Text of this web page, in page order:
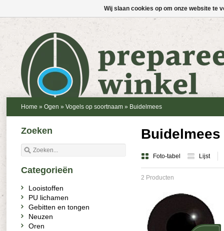
Home » Ogen » Vogels op soortnaam » Buidelmees
Buidelmees
Foto-tabel Lijst
2 Producten
Zoeken
Categorieën
Looistoffen
PU lichamen
Gebitten en tongen
Neuzen
Oren
Wij slaan cookies op om onze website te